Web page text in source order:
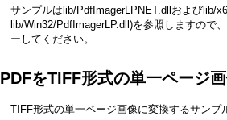
サンプルはlib/PdfImagerLPNET.dllおよびlib/
lib/Win32/PdfImagerLP.dll)を参照しますので
ーしてください。
PDFをTIFF形式の単一ページ
TIFF形式の単一ページ画像に変換するサンプ